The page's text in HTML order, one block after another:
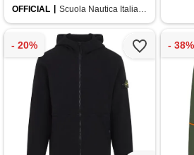
OFFICIAL Scuola Nautica Italiana